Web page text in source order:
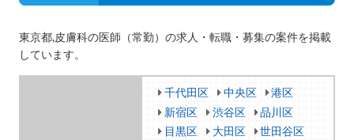
東京都,皮膚科の医師（常勤）の求人・転職・募集の案件を掲載
しています。
千代田区 中央区
港区
新宿区
渋谷区
品川区
目黒区
大田区
世田谷区